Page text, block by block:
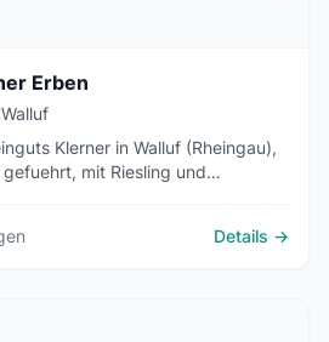
Erben
Klerner in Walluf (Rheingau),
mit Riesling und
Details →